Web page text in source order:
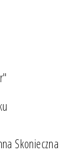
Skonieczna